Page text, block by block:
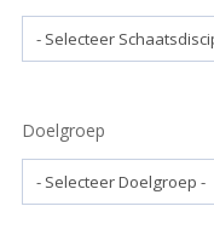
Doelgroep